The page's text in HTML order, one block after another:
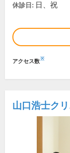
休診日: 日、祝
アクセス数※
山口浩士ク